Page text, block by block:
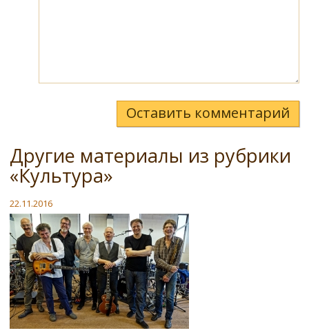
Оставить комментарий
Другие материалы из рубрики
«Культура»
22.11.2016